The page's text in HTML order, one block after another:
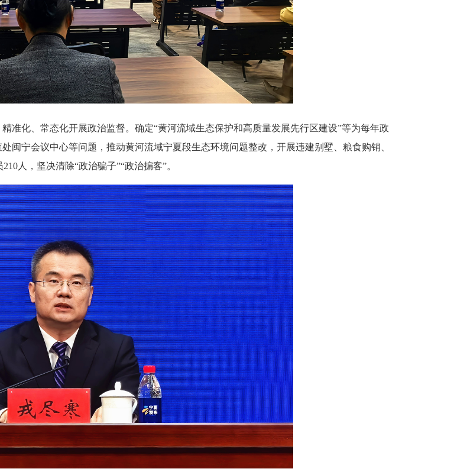
化、常态化开展政治监督。确定“黄河流域生态保护和高质量发展先行区建设”等为每年政
闽宁会议中心等问题，推动黄河流域宁夏段生态环境问题整改，开展违建别墅、粮食购销、
人，坚决清除“政治骗子”“政治掮客”。